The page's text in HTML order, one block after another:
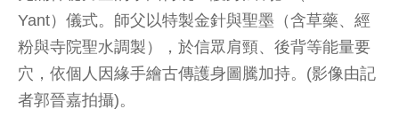
Yant）儀式。師父以特製金針與聖墨（含草藥、經
粉與寺院聖水調製），於信眾肩頸、後背等能量要
穴，依個人因緣手繪古傳護身圖騰加持。(影像由記
者郭晉嘉拍攝)。